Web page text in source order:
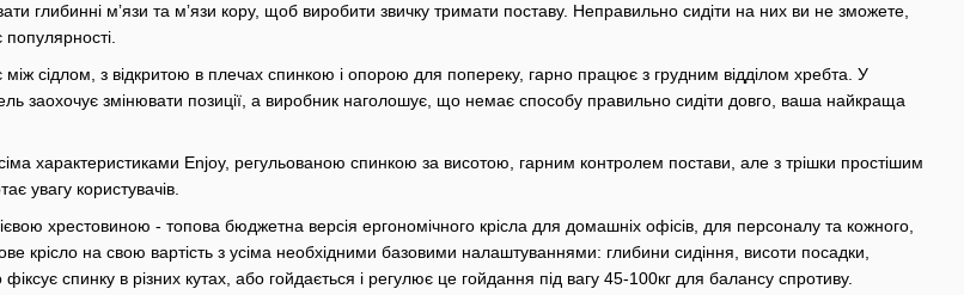
глибинні мʼязи та мʼязи кору, щоб виробити звичку тримати поставу. Неправильно сидіти на них ви не зможете,
сідлом, з відкритою в плечах спинкою і опорою для попереку, гарно працює з грудним відділом хребта. У
заохочує змінювати позиції, а виробник наголошує, що немає способу правильно сидіти довго, ваша найкраща
характеристиками Enjoy, регульованою спинкою за висотою, гарним контролем постави, але з трішки простішим
увагу користувачів.
хрестовиною - топова бюджетна версія ергономічного крісла для домашніх офісів, для персоналу та кожного,
крісло на свою вартість з усіма необхідними базовими налаштуваннями: глибини сидіння, висоти посадки,
спинку в різних кутах, або гойдається і регулює це гойдання під вагу 45-100кг для балансу спротиву.